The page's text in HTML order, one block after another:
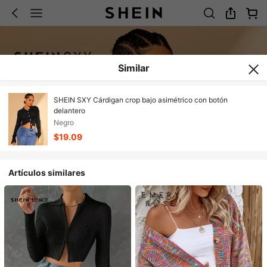
Similar
SHEIN SXY Cárdigan crop bajo asimétrico con botón
delantero
Negro
$19.09
Artículos similares